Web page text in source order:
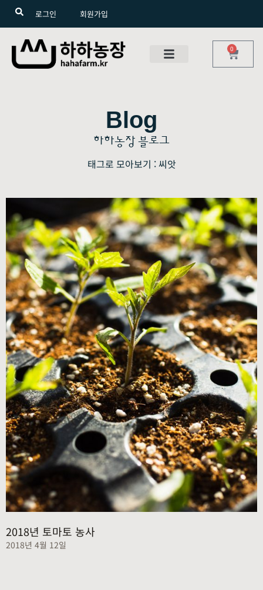
로그인 회원가입
0
Blog
하하농장 블로그
태그로 모아보기 : 씨앗
2018년 토마토 농사
2018년 4월 12일